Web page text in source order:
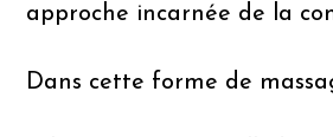
approche incarnée de la
Dans cette forme de